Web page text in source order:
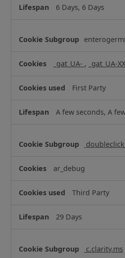
6 Days, 6 Days
_gat_UA- , _gat_UA-
First Party
A few seconds, A
ar_debug
Third Party
29 Days
c.clarity.ms